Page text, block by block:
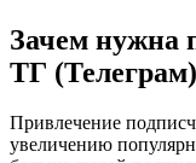
Зачем нужна
ТГ (Телеграм)
Привлечение
увеличению